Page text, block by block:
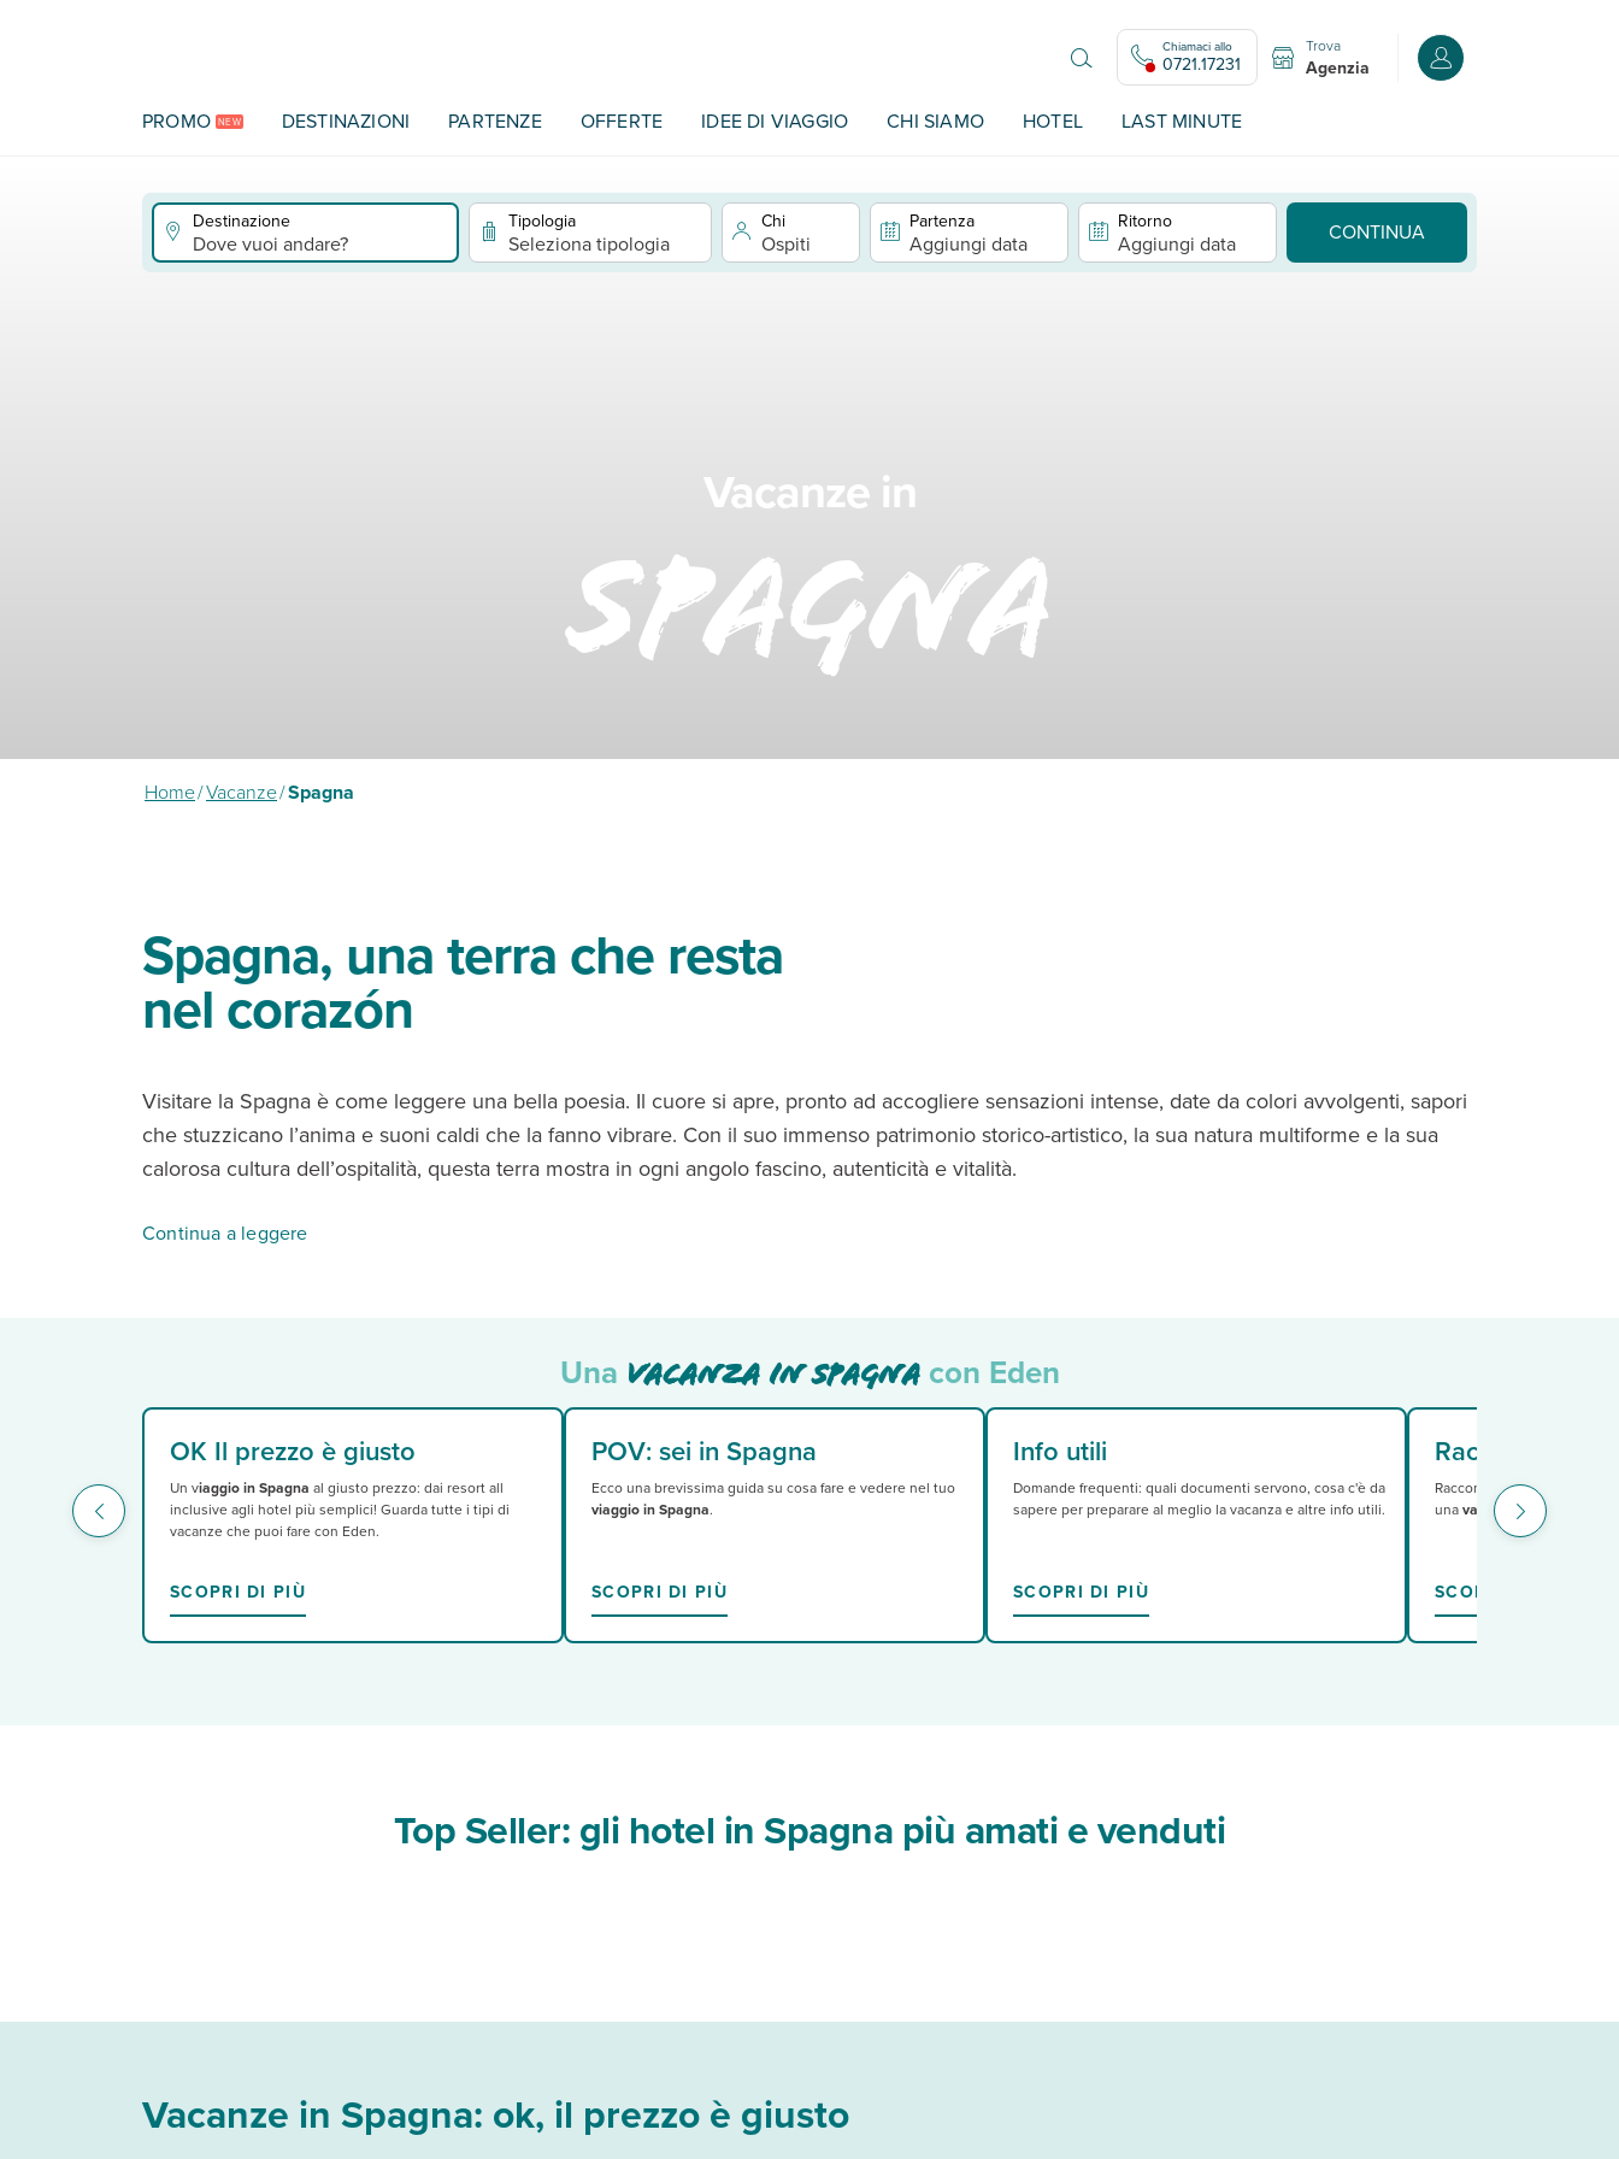
Chiamaci allo
0721.17231
Trova
Agenzia Accedi o registrati
PROMO NEW DESTINAZIONI PARTENZE OFFERTE IDEE DI VIAGGIO CHI SIAMO HOTEL LAST MINUTE
Destinazione
Dove vuoi andare?
Tipologia
Seleziona tipologia
Chi
Ospiti
Partenza
Aggiungi data
Ritorno
Aggiungi data CONTINUA
Vacanze in
Spagna
Home/Vacanze/Spagna
Spagna, una terra che resta
nel corazón
Visitare la Spagna è come leggere una bella poesia. Il cuore si apre, pronto ad accogliere sensazioni intense, date da colori avvolgenti, sapori
che stuzzicano l’anima e suoni caldi che la fanno vibrare. Con il suo immenso patrimonio storico-artistico, la sua natura multiforme e la sua
calorosa cultura dell’ospitalità, questa terra mostra in ogni angolo fascino, autenticità e vitalità.
Tutte le principali città – Madrid, Barcellona, Bilbao, Siviglia, Granada, Valencia – sono costellate di monumenti e luoghi d’interesse di straordinario
Continua a leggere
Una vacanza in Spagna con Eden
OK Il prezzo è giusto
Un viaggio in Spagna al giusto prezzo: dai resort all
inclusive agli hotel più semplici! Guarda tutte i tipi di
vacanze che puoi fare con Eden.
SCOPRI DI PIÙ
POV: sei in Spagna
Ecco una brevissima guida su cosa fare e vedere nel tuo
viaggio in Spagna.
SCOPRI DI PIÙ
Info utili
Domande frequenti: quali documenti servono, cosa c'è da
sapere per preparare al meglio la vacanza e altre info utili.
SCOPRI DI PIÙ
Racconti
Racconti e guide di
unavacanza in Spagna.
SCOPRI DI PIÙ
Top Seller: gli hotel in Spagna più amati e venduti
Vacanze in Spagna: ok, il prezzo è giusto